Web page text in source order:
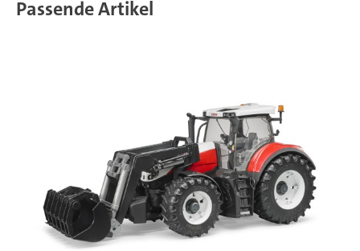
Passende Artikel